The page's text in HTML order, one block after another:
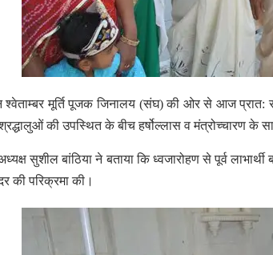
श्वेताम्बर मूर्ति पूजक जिनालय (संघ) की ओर से आज प्रात:
की उपस्थित के बीच हर्षोल्लास व मंत्रोच्चारण के
सुशील बांठिया ने बताया कि ध्वजारोहण से पूर्व
की परिक्रमा की।